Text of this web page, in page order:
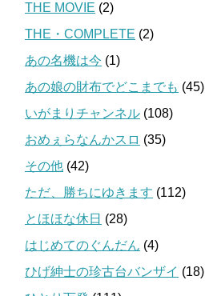
THE MOVIE (2)
THE・COMPLETE (2)
あの名機は今 (1)
あの娘の財布でどこまでも (45)
いがまりチャンネル (108)
おめぇらなんかスロ (35)
その他 (42)
ただ、勝ちにゆきます (112)
とほほな休日 (28)
はじめてのぐんだん (4)
ひげ紳士の珍古台バンザイ (18)